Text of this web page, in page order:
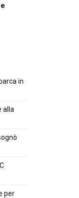
in
alla
per